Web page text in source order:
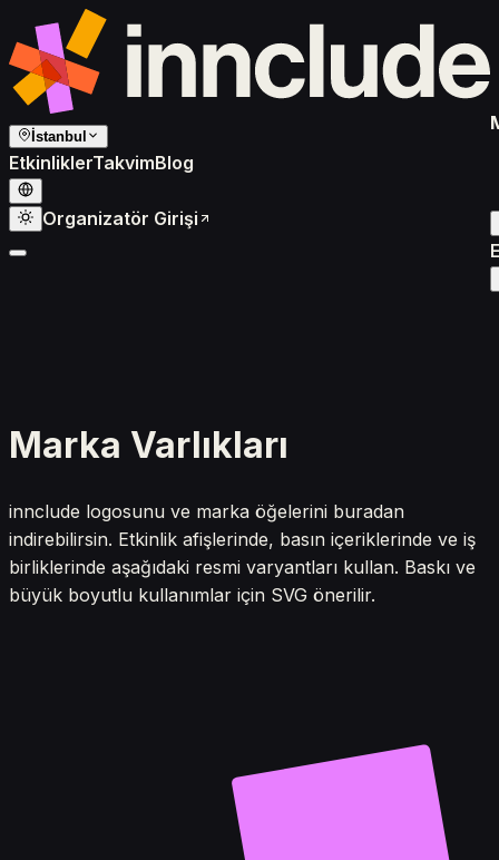
İstanbul
EtkinliklerTakvimBlog
Organizatör Girişi
Marka Varlıkları
innclude logosunu ve marka öğelerini buradan
indirebilirsin. Etkinlik afişlerinde, basın içeriklerinde ve iş
birliklerinde aşağıdaki resmi varyantları kullan. Baskı ve
büyük boyutlu kullanımlar için SVG önerilir.